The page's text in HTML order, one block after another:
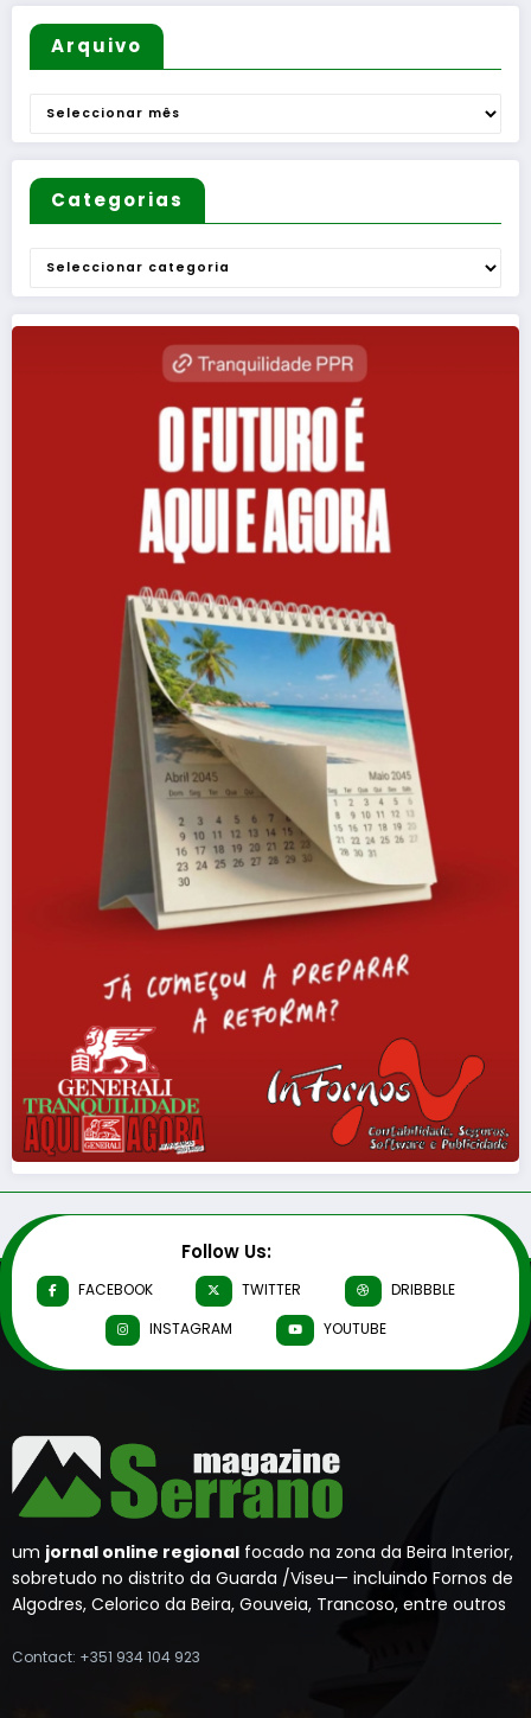
Arquivo
Arquivo
Categorias
Categorias
Follow Us:
FACEBOOK TWITTER
DRIBBBLE
INSTAGRAM
YOUTUBE
um jornal online regional focado na zona da Beira Interior,
sobretudo no distrito da Guarda /Viseu— incluindo Fornos de
Algodres, Celorico da Beira, Gouveia, Trancoso, entre outros
Contact: +351 934 104 923